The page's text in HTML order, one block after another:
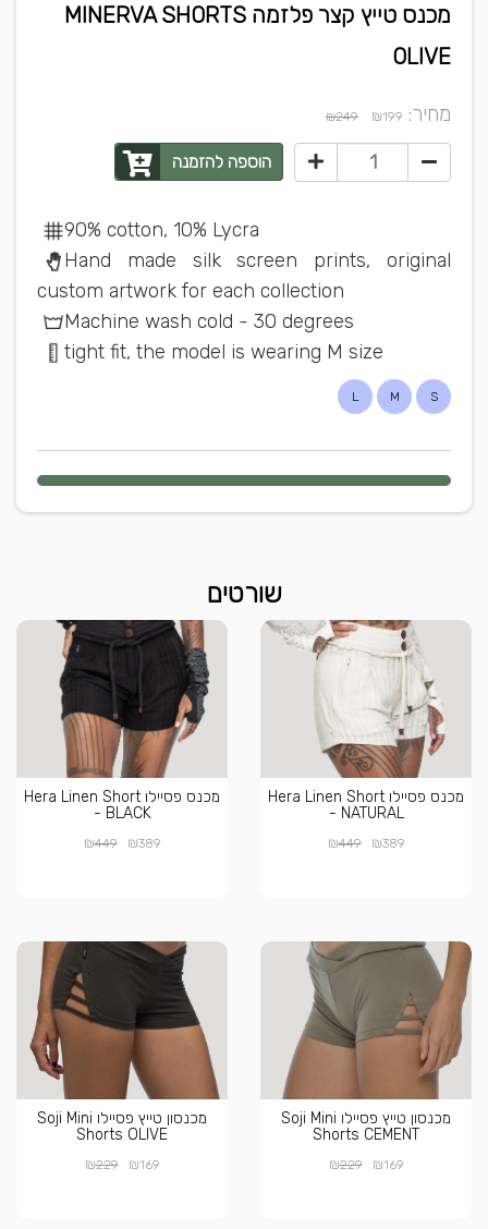
מכנס טייץ קצר פלזמה MINERVA SHORTS
OLIVE
מחיר: ₪199
₪249
הוספה להזמנה
90% cotton, 10% Lycra
Hand made silk screen prints, original
custom artwork for each collection
Machine wash cold - 30 degrees
tight fit, the model is wearing M size
S
M
L
שורטים
מכנס פסיילו Hera Linen Short
- NATURAL
₪389
₪449
מכנס פסיילו Hera Linen Short
- BLACK
₪389
₪449
מכנסון טייץ פסיילו Soji Mini
Shorts CEMENT
₪169
₪229
מכנסון טייץ פסיילו Soji Mini
Shorts OLIVE
₪169
₪229